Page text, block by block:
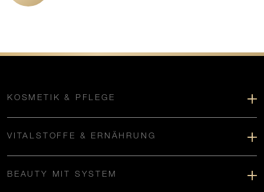
KOSMETIK & PFLEGE
VITALSTOFFE & ERNÄHRUNG
BEAUTY MIT SYSTEM